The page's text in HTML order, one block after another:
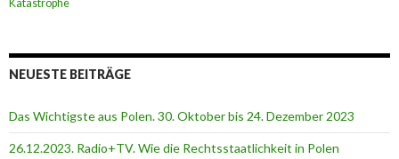
Katastrophe
NEUESTE BEITRÄGE
Das Wichtigste aus Polen. 30. Oktober bis 24. Dezember 2023
26.12.2023. Radio+TV. Wie die Rechtsstaatlichkeit in Polen